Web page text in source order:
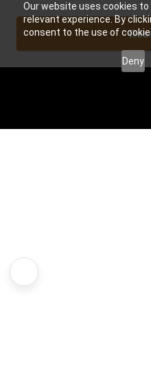
Our website uses cookies
relevant experience. By
consent to the use of
Deny